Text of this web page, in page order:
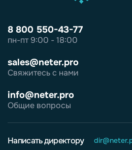
8 800 550-43-77
пн-пт 9:00 - 18:00
sales@neter.pro
Свяжитесь с нами
info@neter.pro
Общие вопросы
Написать директору